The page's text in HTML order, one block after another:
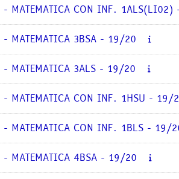
MATEMATICA CON INF.
MATEMATICA 3BSA - 19/20
MATEMATICA 3ALS - 19/20
MATEMATICA CON INF. 1HSU - 19/
MATEMATICA CON INF. 1BLS - 19/
MATEMATICA 4BSA - 19/20